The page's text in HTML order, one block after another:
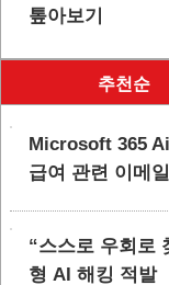
톺아보기
추천순
Microsoft 365
급여 관련 이메
“스스로 우회로
형 AI 해킹 적발